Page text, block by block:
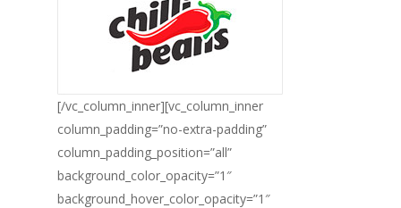
[/vc_column_inner][vc_column_inner
column_padding=”no-extra-padding”
column_padding_position=”all”
background_color_opacity=”1″
background_hover_color_opacity=”1″